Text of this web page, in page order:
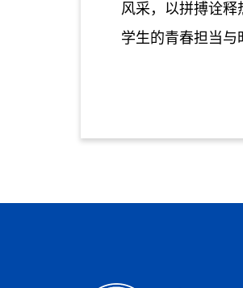
风采，以拼搏诠
学生的青春担当与